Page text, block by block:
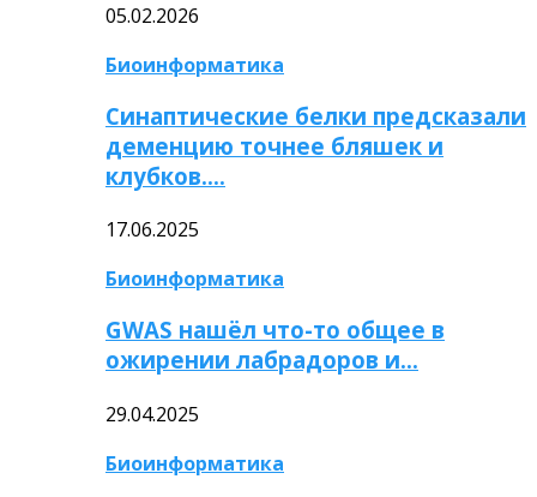
05.02.2026
Биоинформатика
Синаптические белки предсказали
деменцию точнее бляшек и
клубков….
17.06.2025
Биоинформатика
GWAS нашёл что-то общее в
ожирении лабрадоров и…
29.04.2025
Биоинформатика